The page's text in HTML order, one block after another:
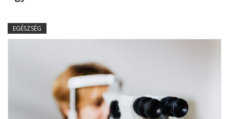
EGÉSZSÉG